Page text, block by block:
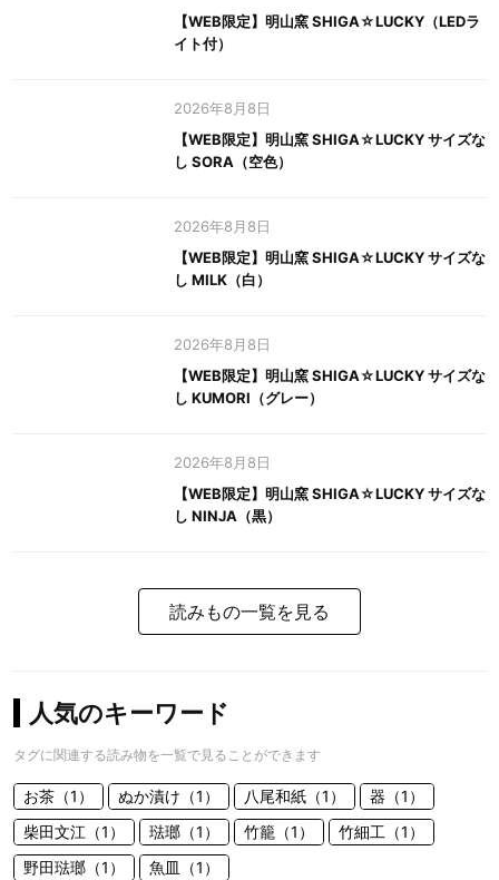
【WEB限定】明山窯 SHIGA☆LUCKY（LEDラ
イト付）
2026年8月8日
【WEB限定】明山窯 SHIGA☆LUCKY サイズな
し SORA（空色）
2026年8月8日
【WEB限定】明山窯 SHIGA☆LUCKY サイズな
し MILK（白）
2026年8月8日
【WEB限定】明山窯 SHIGA☆LUCKY サイズな
し KUMORI（グレー）
2026年8月8日
【WEB限定】明山窯 SHIGA☆LUCKY サイズな
し NINJA（黒）
読みもの一覧を見る
人気のキーワード
タグに関連する読み物を一覧で見ることができます
お茶（1） ぬか漬け（1） 八尾和紙（1）
器（1）
柴田文江（1）
琺瑯（1） 竹籠（1）
竹細工（1）
野田琺瑯（1）
魚皿（1）